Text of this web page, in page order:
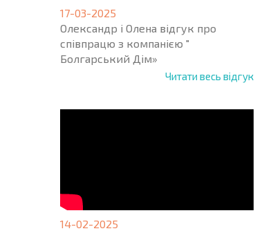
17-03-2025
Олександр і Олена відгук про
співпрацю з компанією "
Болгарський Дім»
Читати весь відгук
14-02-2025